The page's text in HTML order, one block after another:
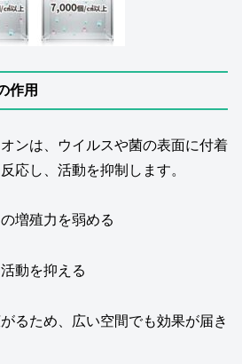
作用
ンは、ウイルスや菌の表面に付着
応し、活動を抑制します。
増殖力を弱める
動を抑える
るため、広い空間でも効果が届き